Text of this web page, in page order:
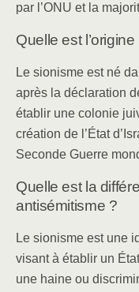
par l’ONU et la
Quelle est
Le sionisme est né
après la déclaration
établir une colonie
création de l’État
Seconde Guerre
Quelle est la
antisémitisme ?
Le sionisme est une
visant à établir un
une haine ou